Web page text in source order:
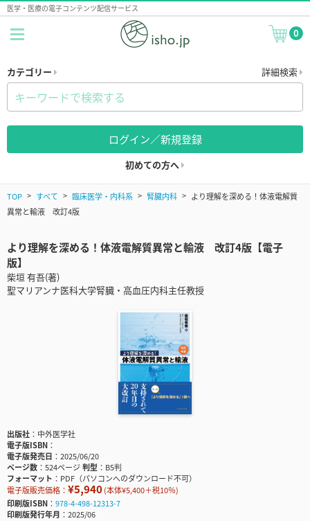
医学・医療の電子コンテンツ配信サービス
0
カテゴリー 詳細検索
ログイン／新規登録
初めての方へ
TOP すべて 臨床医学・内科系 腎臓内科
より理解を深める！体液電解質
異常と輸液 改訂4版
より理解を深める！体液電解質異常と輸液 改訂4版【電子
版】
柴垣 有吾(著)
聖マリアンナ医科大学腎臓・高血圧内科主任教授
出版社
中外医学社
電子版ISBN
電子版発売日
2025/06/20
ページ数
524ページ判型
B5判
フォーマット
PDF（パソコンへのダウンロード不可）
電子版販売価格： ¥5,940(本体¥5,400＋税10％)
印刷版ISBN
978-4-498-12313-7
印刷版発行年月
2025/06